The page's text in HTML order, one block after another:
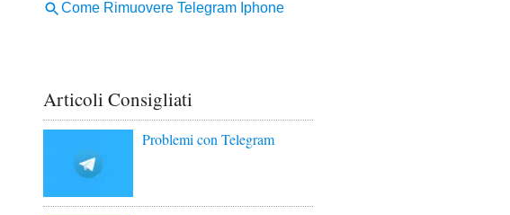
Articoli Consigliati
Problemi con Telegram